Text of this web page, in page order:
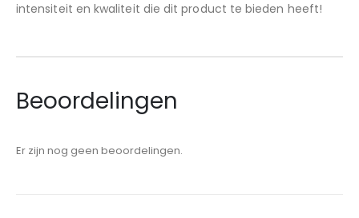
intensiteit en kwaliteit die dit product te bieden heeft!
Beoordelingen
Er zijn nog geen beoordelingen.